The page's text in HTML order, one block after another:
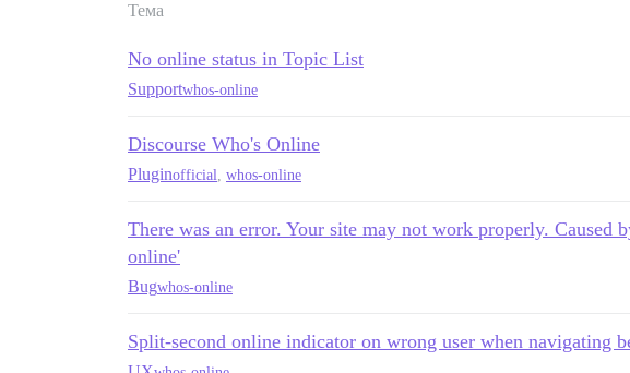
Тема
No online status in Topic List
Supportwhos-online
Discourse Who's Online
Pluginofficial whos-online
There was an error. Your site may not work properly. Caused
online'
Bugwhos-online
Split-second online indicator on wrong user when navigating